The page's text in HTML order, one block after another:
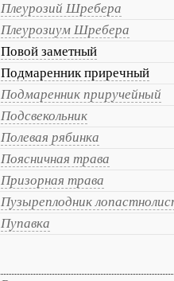
Плеурозий Шребера
Плеурозиум Шребера
Повой заметный
Подмаренник приречный
Подмаренник приручейный
Подсвекольник
Полевая рябинка
Поясничная трава
Призорная трава
Пузыреплодник
Пупавка